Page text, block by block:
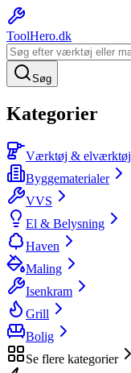
ToolHero.dk
Søg
Kategorier
Værktøj & elværktøj
Byggematerialer
VVS
El & Belysning
Haven
Maling
Isenkram
Grill
Bolig
Se flere kategorier